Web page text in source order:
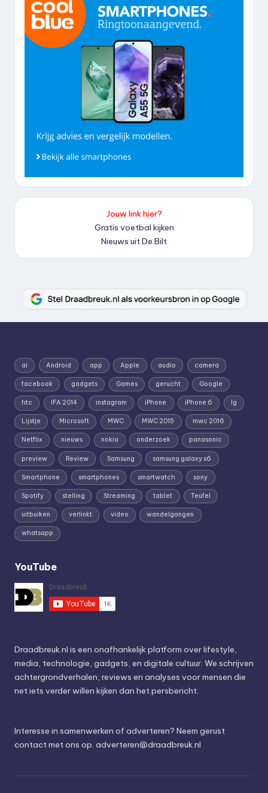
Jouw link hier?
Gratis voetbal kijken
Nieuws uit De Bilt
ai Android app Apple audio camera
facebook gadgets Games gerucht Google
htc IFA 2014 instagram iPhone iPhone 6 lg
Lijstje Microsoft MWC MWC 2015 mwc 2016
Netflix nieuws nokia onderzoek panasonic
preview Review Samsung samsung galaxy s6
Smartphone smartphones smartwatch sony
Spotify stelling Streaming tablet Teufel
uitbuiken verlinkt video wandelgangen
whatsapp
YouTube
Draadbreuk.nl is een onafhankelijk platform over lifestyle,
media, technologie, gadgets, en digitale cultuur. We schrijven
achtergrondverhalen, reviews en analyses voor mensen die
net iets verder willen kijken dan het persbericht.
Interesse in samenwerken of adverteren? Neem gerust
contact met ons op. adverteren@draadbreuk.nl